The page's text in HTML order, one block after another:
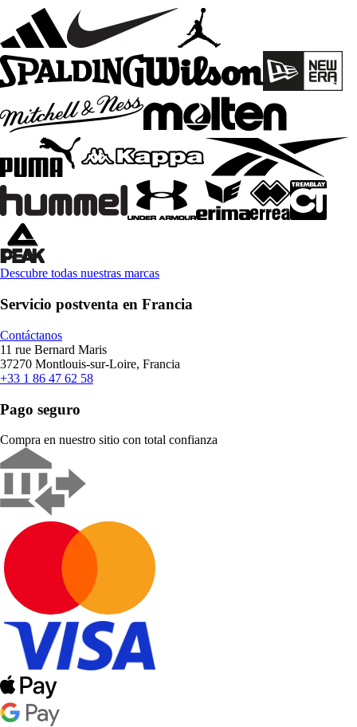
Descubre todas nuestras marcas
Servicio postventa en Francia
Contáctanos
11 rue Bernard Maris
37270 Montlouis-sur-Loire, Francia
+33 1 86 47 62 58
Pago seguro
Compra en nuestro sitio con total confianza